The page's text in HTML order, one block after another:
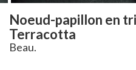
Noeud-papillon en
Terracotta
Beau.